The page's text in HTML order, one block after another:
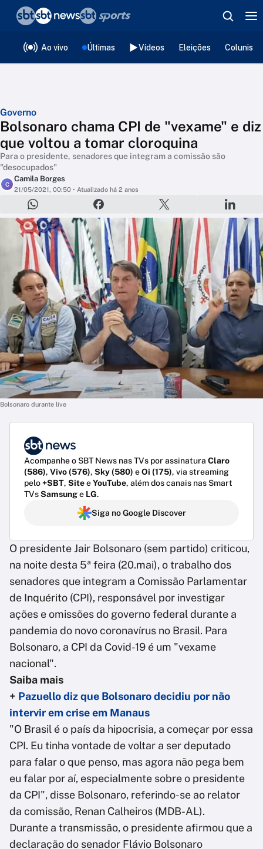
Ao vivo Últimas Vídeos Eleições
Governo
Bolsonaro chama CPI de "vexame" e diz
que voltou a tomar cloroquina
Para o presidente, senadores que integram a comissão são
"desocupados"
C
Camila Borges
21/05/2021, 00:50 • Atualizado há 2 anos
Bolsonaro durante live
Acompanhe o SBT News nas TVs por assinatura Claro
(586), Vivo (576), Sky (580) eOi (175), via streaming
pelo+SBT, SiteeYouTube, além dos canais nas Smart
TVsSamsunge LG.
Siga no Google Discover
O presidente Jair Bolsonaro (sem partido) criticou,
na noite desta 5ª feira (20.mai), o trabalho dos
senadores que integram a Comissão Parlamentar
de Inquérito (CPI), responsável por investigar
ações e omissões do governo federal durante a
pandemia do novo coronavírus no Brasil. Para
Bolsonaro, a CPI da Covid-19 é um "vexame
nacional".
Saiba mais
+ Pazuello diz que Bolsonaro decidiu por não
intervir em crise em Manaus
"O Brasil é o país da hipocrisia, a começar por essa
CPI. Eu tinha vontade de voltar a ser deputado
para falar o que penso, mas agora não pega bem
eu falar por aí, especialmente sobre o presidente
da CPI", disse Bolsonaro, referindo-se ao relator
da comissão, Renan Calheiros (MDB-AL).
Durante a transmissão, o presidente afirmou que a
declaração do senador Flávio Bolsonaro
❮voltar
Editorias